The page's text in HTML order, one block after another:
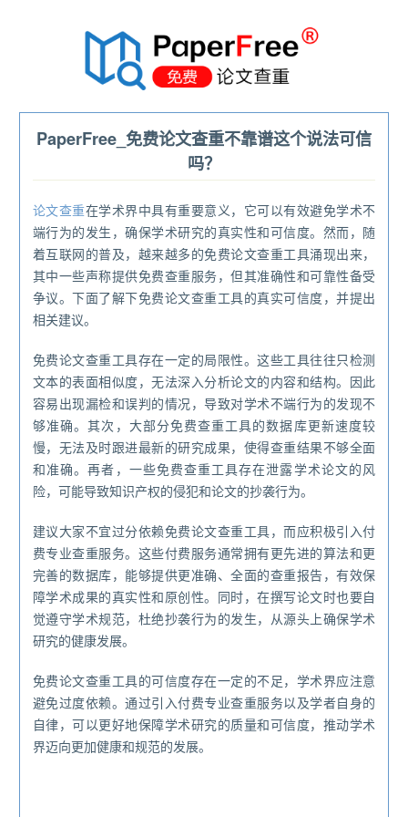
PaperFree_免费论文查重不靠谱这个说法可信
吗？
论文查重在学术界中具有重要意义，它可以有效避免学术不
端行为的发生，确保学术研究的真实性和可信度。然而，随
着互联网的普及，越来越多的免费论文查重工具涌现出来，
其中一些声称提供免费查重服务，但其准确性和可靠性备受
争议。下面了解下免费论文查重工具的真实可信度，并提出
相关建议。
免费论文查重工具存在一定的局限性。这些工具往往只检测
文本的表面相似度，无法深入分析论文的内容和结构。因此
容易出现漏检和误判的情况，导致对学术不端行为的发现不
够准确。其次，大部分免费查重工具的数据库更新速度较
慢，无法及时跟进最新的研究成果，使得查重结果不够全面
和准确。再者，一些免费查重工具存在泄露学术论文的风
险，可能导致知识产权的侵犯和论文的抄袭行为。
建议大家不宜过分依赖免费论文查重工具，而应积极引入付
费专业查重服务。这些付费服务通常拥有更先进的算法和更
完善的数据库，能够提供更准确、全面的查重报告，有效保
障学术成果的真实性和原创性。同时，在撰写论文时也要自
觉遵守学术规范，杜绝抄袭行为的发生，从源头上确保学术
研究的健康发展。
免费论文查重工具的可信度存在一定的不足，学术界应注意
避免过度依赖。通过引入付费专业查重服务以及学者自身的
自律，可以更好地保障学术研究的质量和可信度，推动学术
界迈向更加健康和规范的发展。